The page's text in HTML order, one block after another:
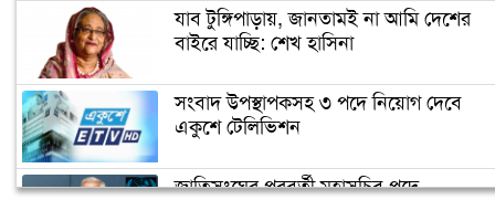
করলো সন্ত্রাসীরা
ডিসির বাসভবনে পুলিশ কনস্টেবলের
আত্মহত্যা
উপজেলা ছাত্রলীগের নতুন কমিটি
যাব টুঙ্গিপাড়ায়, জানতামই না আমি দেশের
বাইরে যাচ্ছি: শেখ হাসিনা
সংবাদ উপস্থাপকসহ ৩ পদে নিয়োগ দেবে
একুশে টেলিভিশন
জাতিসংঘের পরবর্তী মহাসচিব পদে